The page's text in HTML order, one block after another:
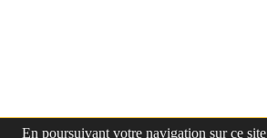
En poursuivant votre navigation sur ce